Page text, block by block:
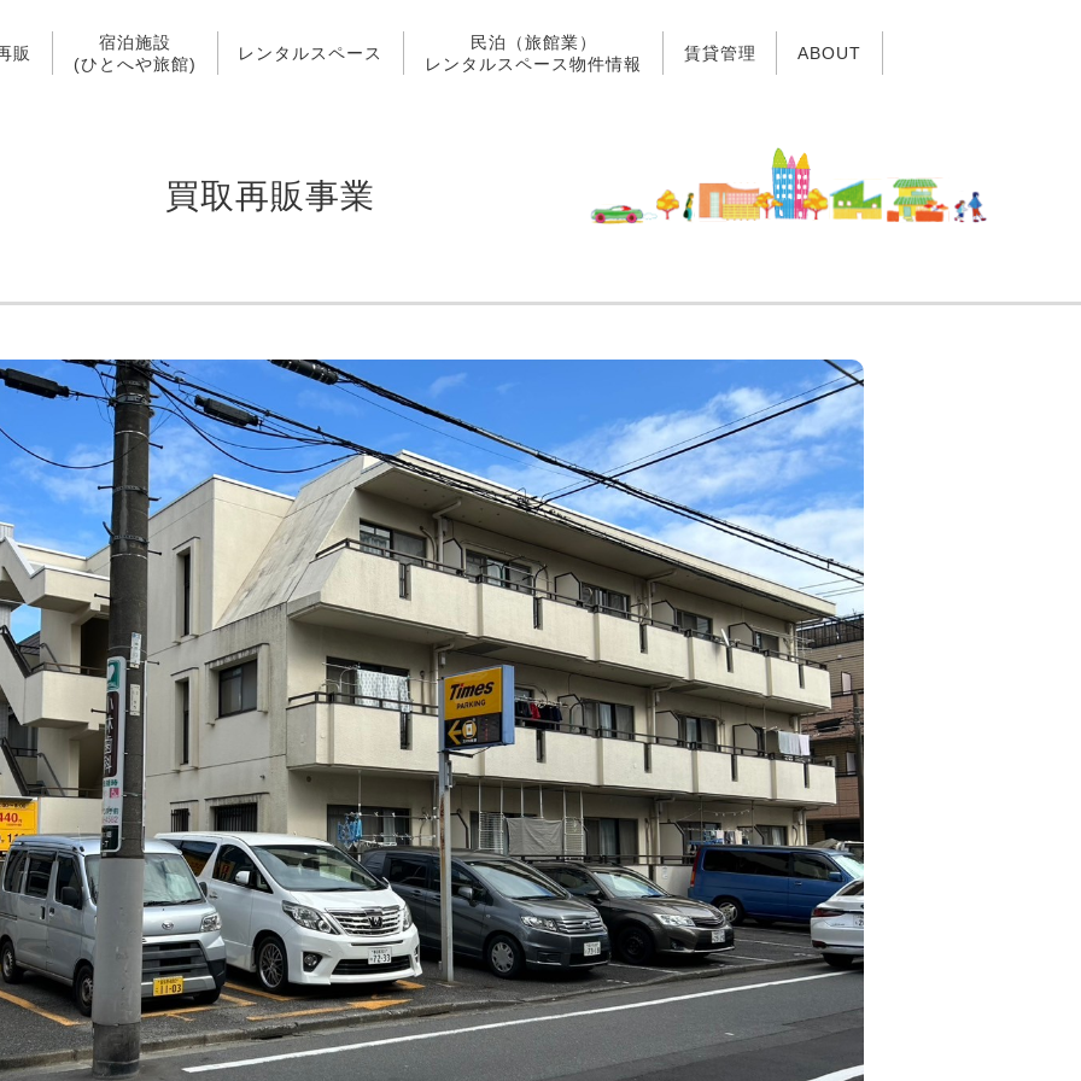
販
宿泊施設
(ひとへや旅館)
レンタルスペース
民泊（旅館業）
レンタルスペース物件情報
賃貸管理 ABOUT
買取再販事業